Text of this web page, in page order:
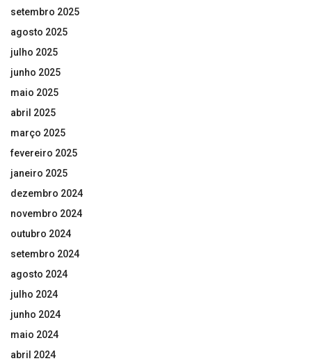
setembro 2025
agosto 2025
julho 2025
junho 2025
maio 2025
abril 2025
março 2025
fevereiro 2025
janeiro 2025
dezembro 2024
novembro 2024
outubro 2024
setembro 2024
agosto 2024
julho 2024
junho 2024
maio 2024
abril 2024